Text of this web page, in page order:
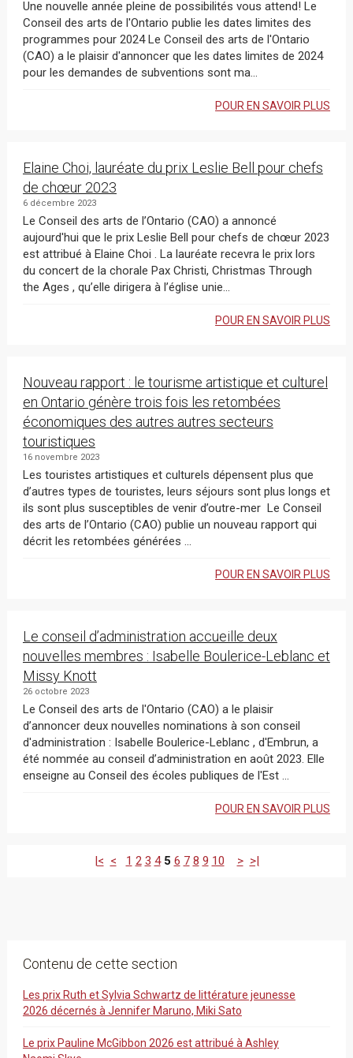
Une nouvelle année pleine de possibilités vous attend! Le
Conseil des arts de l'Ontario publie les dates limites des
programmes pour 2024 Le Conseil des arts de l'Ontario
(CAO) a le plaisir d'annoncer que les dates limites de 2024
pour les demandes de subventions sont ma...
POUR EN SAVOIR PLUS
Elaine Choi, lauréate du prix Leslie Bell pour chefs
de chœur 2023
6 décembre 2023
Le Conseil des arts de l’Ontario (CAO) a annoncé
aujourd'hui que le prix Leslie Bell pour chefs de chœur 2023
est attribué à Elaine Choi . La lauréate recevra le prix lors
du concert de la chorale Pax Christi, Christmas Through
the Ages , qu’elle dirigera à l’église unie...
POUR EN SAVOIR PLUS
Nouveau rapport : le tourisme artistique et culturel
en Ontario génère trois fois les retombées
économiques des autres autres secteurs
touristiques
16 novembre 2023
Les touristes artistiques et culturels dépensent plus que
d’autres types de touristes, leurs séjours sont plus longs et
ils sont plus susceptibles de venir d’outre-mer Le Conseil
des arts de l’Ontario (CAO) publie un nouveau rapport qui
décrit les retombées générées ...
POUR EN SAVOIR PLUS
Le conseil d’administration accueille deux
nouvelles membres : Isabelle Boulerice-Leblanc et
Missy Knott
26 octobre 2023
Le Conseil des arts de l'Ontario (CAO) a le plaisir
d’annoncer deux nouvelles nominations à son conseil
d'administration : Isabelle Boulerice-Leblanc , d'Embrun, a
été nommée au conseil d’administration en août 2023. Elle
enseigne au Conseil des écoles publiques de l'Est ...
POUR EN SAVOIR PLUS
|< < 1 2 3 4 5 6 7 8 9 10 > >|
Contenu de cette section
Les prix Ruth et Sylvia Schwartz de littérature jeunesse
2026 décernés à Jennifer Maruno, Miki Sato
Le prix Pauline McGibbon 2026 est attribué à Ashley